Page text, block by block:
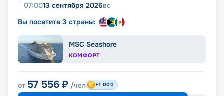
07:0013 сентября 2026вс
Вы посетите 3 страны:
MSC Seashore
КОМФОРТ
от 57 556 ₽ /чел +1 000